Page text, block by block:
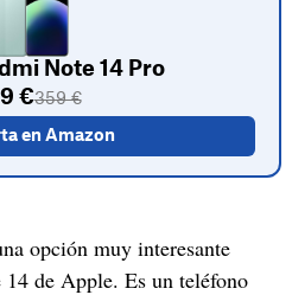
Note 14 Pro
€359 €
en Amazon
opción muy interesante
de Apple. Es un teléfono